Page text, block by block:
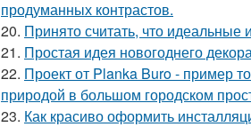
продуманных контрастов.
20. Принято считать, что
21. Простая идея новогоднего
22. Проект от Planka Buro - пример
природой в большом городском
23. Как красиво оформить